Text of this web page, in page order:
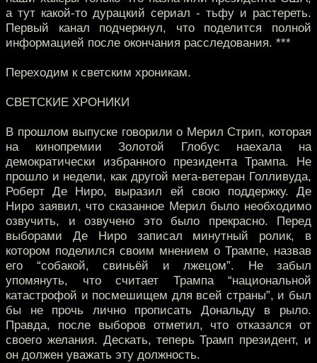
а тут какой-то дурацкий сериал - тьфу и растереть.
Первый канал подчеркнул, что поделится полной
информацией после окончания расследования. ***
Переходим к светским хроникам.
СВЕТСКИЕ ХРОНИКИ
В прошлом выпуске говорили о Мерил Стрип, которая
на кинопремии Золотой Глобус наехала на
демократически избранного президента Трампа. Не
прошло и недели, как другой мега-ветеран Голливуда,
Роберт Де Ниро, выразил ей свою поддержку. Де
Ниро заявил, что сказанное Мерил было необходимо
озвучить, и озвучено это было прекрасно. Перед
выборами Де Ниро записал минутный ролик, в
котором поделился своим мнением о Трампе, назвав
его “собакой, свиньёй и лжецом”. Не забыл
упомянуть, что считает Трампа “национальной
катастрофой и посмешищем для всей страны”, и был
бы не прочь лично прописать Дональду в рыло.
Правда, после выборов отметил, что отказался от
своего желания. Дескать, теперь Трамп президент, и
он должен уважать эту должность.